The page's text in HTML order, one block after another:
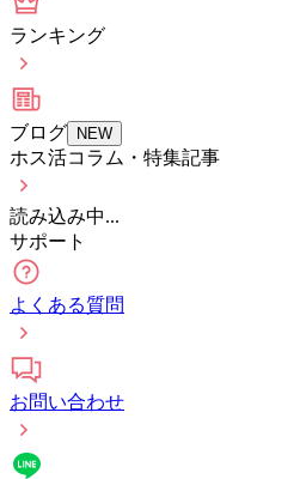
ランキング
ブログ NEW
ホス活コラム・特集記事
読み込み中...
サポート
よくある質問
お問い合わせ